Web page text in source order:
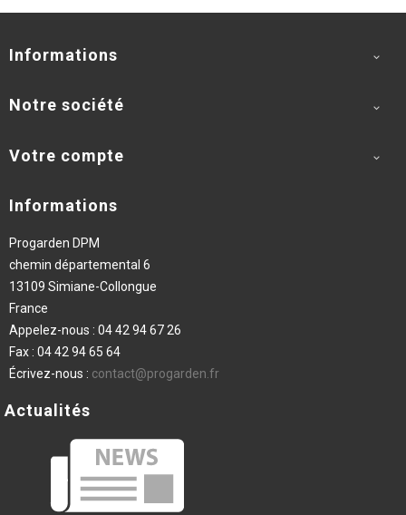
Informations 
Notre société 
Votre compte 
Informations
Progarden DPM
chemin départemental 6
13109 Simiane-Collongue
France
Appelez-nous : 04 42 94 67 26
Fax : 04 42 94 65 64
Écrivez-nous : contact@progarden.fr
Actualités